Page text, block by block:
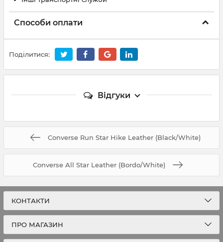
Способи оплати
Поділитися:
Відгуки
Converse Run Star Hike Leather (Black/White)
Converse All Star Leather (Bordo/White)
КОНТАКТИ
ПРО МАГАЗИН